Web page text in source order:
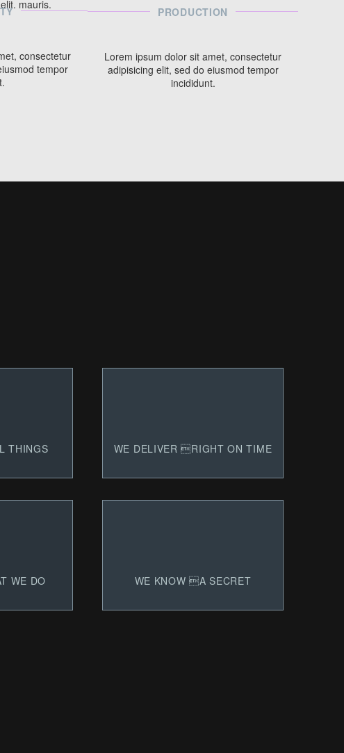
mauris.
consectetur
tempor
PRODUCTION
Lorem ipsum dolor sit amet, consectetur
adipisicing elit, sed do eiusmod tempor
incididunt.
THINGS
WE DO
WE DELIVER RIGHT ON TIME
WE KNOW A SECRET